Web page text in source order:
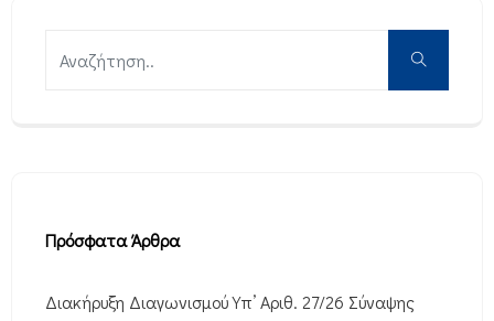
Πρόσφατα Άρθρα
Διακήρυξη Διαγωνισμού Υπ’ Αριθ. 27/26 Σύναψης